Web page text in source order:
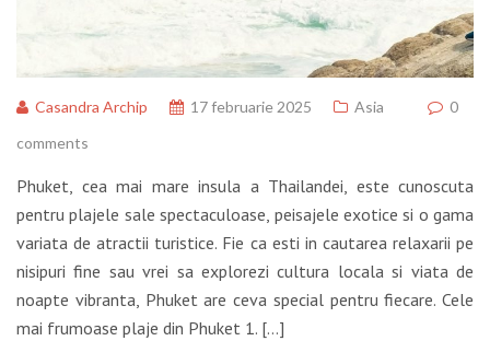
Casandra Archip 17 februarie 2025 Asia
0
comments
Phuket, cea mai mare insula a Thailandei, este cunoscuta
pentru plajele sale spectaculoase, peisajele exotice si o gama
variata de atractii turistice. Fie ca esti in cautarea relaxarii pe
nisipuri fine sau vrei sa explorezi cultura locala si viata de
noapte vibranta, Phuket are ceva special pentru fiecare. Cele
mai frumoase plaje din Phuket 1. […]